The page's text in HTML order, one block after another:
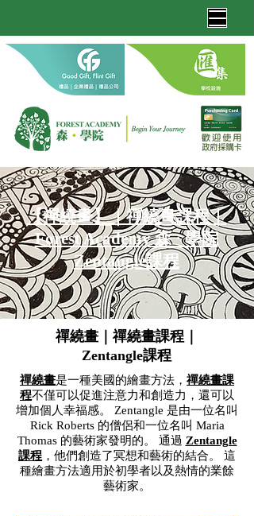
【禪繞畫】｜禪繞畫課程｜
Forest Academy 森 · 學院
Zentangle課程
禪繞畫｜禪繞畫課程｜
Zentangle課程
禪繞畫是一種美國的繪畫方法， 禪繞畫課
程不僅可以促進注意力和創造力，還可以
增加個人幸福感。 Zentangle 是由一位名叫
Rick Roberts 的僧侶和一位名叫 Maria
Thomas 的藝術家發明的。 通過 Zentangle
課程 ，他們創造了冥想和藝術的結合。 這
種繪畫方法適用於初學者以及熱情的業餘
藝術家。